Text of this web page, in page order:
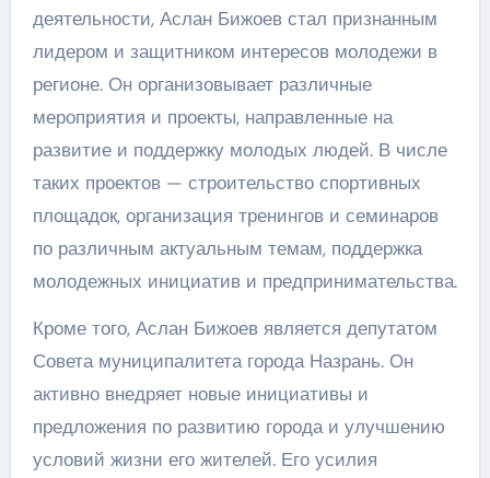
деятельности, Аслан Бижоев стал признанным
лидером и защитником интересов молодежи в
регионе. Он организовывает различные
мероприятия и проекты, направленные на
развитие и поддержку молодых людей. В числе
таких проектов — строительство спортивных
площадок, организация тренингов и семинаров
по различным актуальным темам, поддержка
молодежных инициатив и предпринимательства.
Кроме того, Аслан Бижоев является депутатом
Совета муниципалитета города Назрань. Он
активно внедряет новые инициативы и
предложения по развитию города и улучшению
условий жизни его жителей. Его усилия